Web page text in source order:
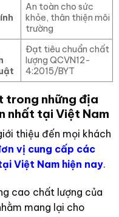
An toàn cho sức
khỏe, thân thiện môi
trường
Đạt tiêu chuẩn chất
lượng QCVN12-
4:2015/BYT
trong những địa
nhất tại Việt Nam
thiệu đến mọi khách
vị cung cấp các
Việt Nam hiện nay.
cao chất lượng của
mang lại cho